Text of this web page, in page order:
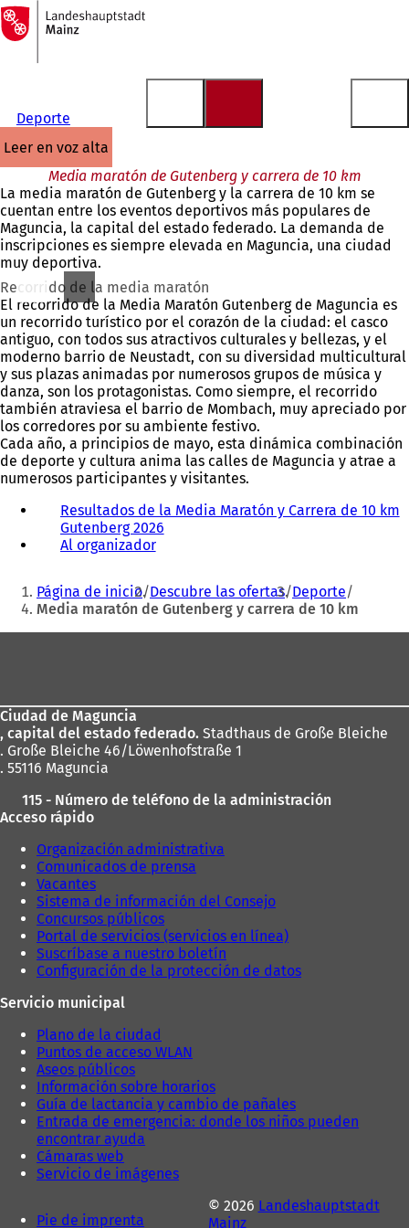
Saltar al contenido
A
la
página
Deporte
leer en voz alta
Media maratón de Gutenberg y carrera de 10 km
La media maratón de Gutenberg y la carrera de 10 km se
cuentan entre los eventos deportivos más populares de
Maguncia, la capital del estado federado. La demanda de
inscripciones es siempre elevada en Maguncia, una ciudad
muy deportiva.
Recorrido de la media maratón
El recorrido de la Media Maratón Gutenberg de Maguncia es
un recorrido turístico por el corazón de la ciudad: el casco
antiguo, con todos sus atractivos culturales y bellezas, y el
moderno barrio de Neustadt, con su diversidad multicultural
y sus plazas animadas por numerosos grupos de música y
danza, son los protagonistas. Como siempre, el recorrido
también atraviesa el barrio de Mombach, muy apreciado por
los corredores por su ambiente festivo.
Cada año, a principios de mayo, esta dinámica combinación
de deporte y cultura anima las calles de Maguncia y atrae a
numerosos participantes y visitantes.
Resultados de la Media Maratón y Carrera de 10 km
Gutenberg 2026
b
r
e
n
n
u
a
e
s
t
ñ
a
)
Al organizador(
a
b
r
u
a
n
v
p
e
s
a
ñ
a
)
Estás
aquí:
Página de inicio Descubre las ofertas Deporte
Media maratón de Gutenberg y carrera de 10 km
pies
Ciudad de Maguncia
, capital del estado federado. Stadthaus de Große Bleiche
. Große Bleiche 46/Löwenhofstraße 1
. 55116 Maguncia
115 - Número de teléfono de la administración
Acceso rápido
Organización administrativa
Comunicados de prensa
Vacantes
Sistema de información del Consejo
Concursos públicos
Portal de servicios (servicios en línea)
Suscríbase a nuestro boletín
Configuración de la protección de datos
Servicio municipal
Plano de la ciudad
Puntos de acceso WLAN
Aseos públicos
Información sobre horarios
Guía de lactancia y cambio de pañales
Entrada de emergencia: donde los niños pueden
encontrar ayuda
Cámaras web
Servicio de imágenes
Pie de imprenta
© 2026 Landeshauptstadt
Mainz